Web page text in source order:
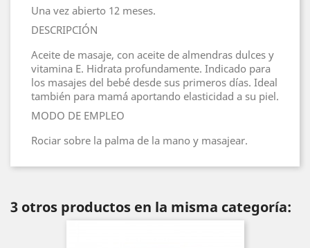
Una vez abierto 12 meses.
DESCRIPCIÓN
Aceite de masaje, con aceite de almendras dulces y
vitamina E. Hidrata profundamente. Indicado para
los masajes del bebé desde sus primeros días. Ideal
también para mamá aportando elasticidad a su piel.
MODO DE EMPLEO
Rociar sobre la palma de la mano y masajear.
3 otros productos en la misma categoría: